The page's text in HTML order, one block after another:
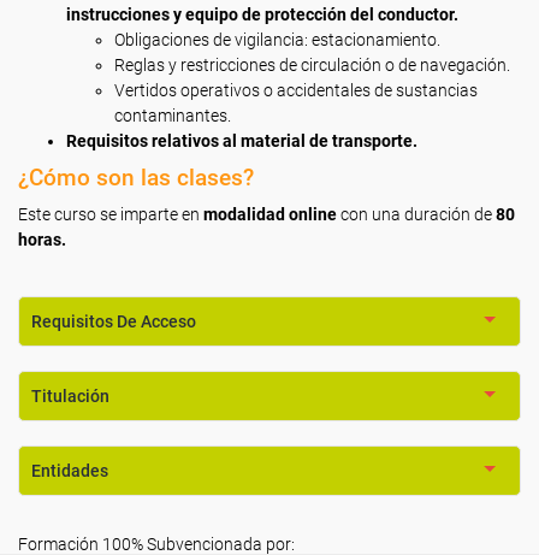
instrucciones y equipo de protección del conductor.
Obligaciones de vigilancia: estacionamiento.
Reglas y restricciones de circulación o de navegación.
Vertidos operativos o accidentales de sustancias
contaminantes.
Requisitos relativos al material de transporte.
¿Cómo son las clases?
Este curso se imparte en modalidad onlinecon una duración de80
horas.
Requisitos De Acceso
Titulación
Entidades
Formación 100% Subvencionada por: